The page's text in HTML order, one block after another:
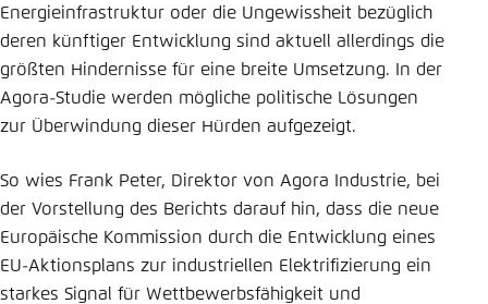
Energieinfrastruktur oder die Ungewissheit bezüglich
deren künftiger Entwicklung sind aktuell allerdings die
größten Hindernisse für eine breite Umsetzung. In der
Agora-Studie werden mögliche politische Lösungen
zur Überwindung dieser Hürden aufgezeigt.
So wies Frank Peter, Direktor von Agora Industrie, bei
der Vorstellung des Berichts darauf hin, dass die neue
Europäische Kommission durch die Entwicklung eines
EU-Aktionsplans zur industriellen Elektrifizierung ein
starkes Signal für Wettbewerbsfähigkeit und